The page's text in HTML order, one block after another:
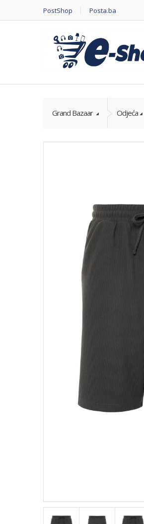
PostShop Posta.ba
Grand Bazaar Odjeća